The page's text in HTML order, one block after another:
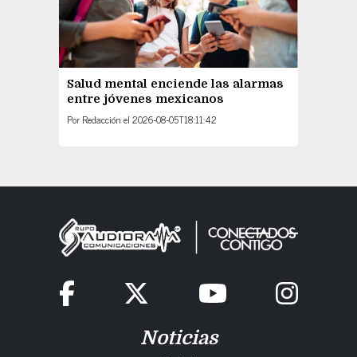
Salud mental enciende las alarmas
entre jóvenes mexicanos
Por Redacción el 2026-08-05T18:11:42
Noticias